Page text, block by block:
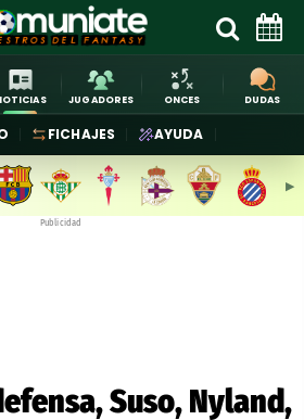
JUGADORES ONCES DUDAS
FICHAJES AYUDA
▶︎
Publicidad
Suso, Nyland,